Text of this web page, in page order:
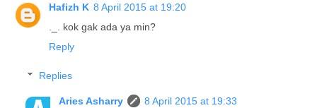
Hafizh K 8 April 2015 at 19:20
._. kok gak ada ya min?
Reply
Replies
Aries Asharry
8 April 2015 at 19:33